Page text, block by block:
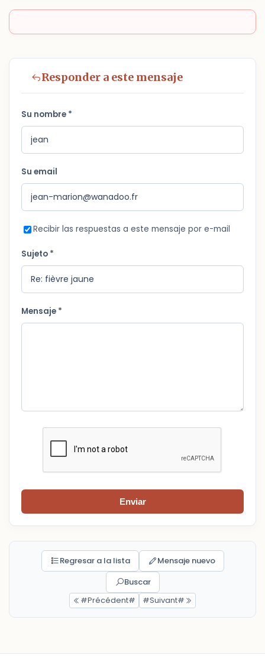
Responder a este mensaje
Su nombre *
Su email
Recibir las respuestas a este mensaje por e-mail
Sujeto *
Mensaje *
Enviar
Regresar a la lista
Mensaje nuevo
Buscar
#Précédent#
#Suivant#